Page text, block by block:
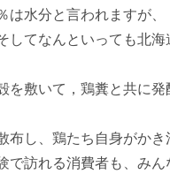
は水分と言われますが
してなんといっても北
を敷いて，鶏糞と共に
布し、鶏たち自身がか
で訪れる消費者も、み